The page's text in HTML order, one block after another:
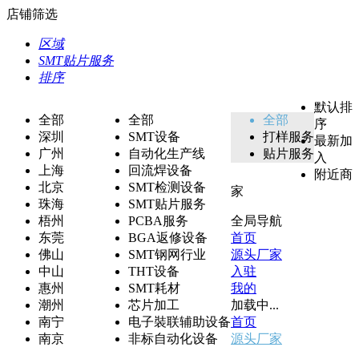
店铺筛选
区域
SMT贴片服务
排序
全部
深圳
广州
上海
北京
珠海
梧州
东莞
佛山
中山
惠州
潮州
南宁
南京
全部
SMT设备
自动化生产线
回流焊设备
SMT检测设备
SMT贴片服务
PCBA服务
BGA返修设备
SMT钢网行业
THT设备
SMT耗材
芯片加工
电子裝联辅助设备
非标自动化设备
全部
打样服务
贴片服务
默认排
序
最新加
入
附近商
家
全局导航
首页
源头厂家
入驻
我的
加载中...
首页
源头厂家